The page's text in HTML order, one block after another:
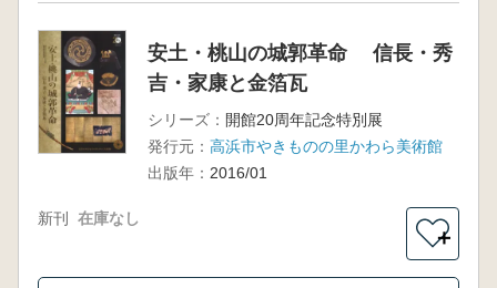
安土・桃山の城郭革命 信長・秀
吉・家康と金箔瓦
シリーズ： 開館20周年記念特別展
発行元： 高浜市やきものの里かわら美術館
出版年： 2016/01
新刊 在庫なし
＋